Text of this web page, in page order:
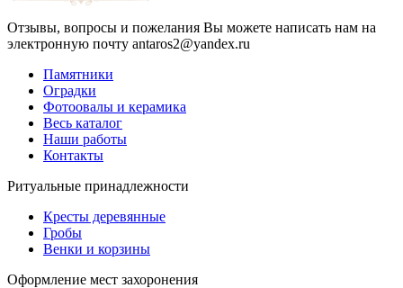
Отзывы, вопросы и пожелания Вы можете написать нам на
электронную почту antaros2@yandex.ru
Памятники
Оградки
Фотоовалы и керамика
Весь каталог
Наши работы
Контакты
Ритуальные принадлежности
Кресты деревянные
Гробы
Венки и корзины
Оформление мест захоронения